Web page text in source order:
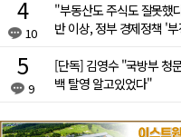
10
"부동산도 주식도 잘못
반 이상, 정부 경제정책 '
9
[단독] 김영수 "국방부 청
백 탈영 알고있었다"